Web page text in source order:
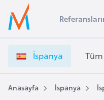
Ülke Seçimi
Başvuru yapmak istediğiniz ülkeyi
Üye
Girişi
s
a
n
İspanya
Anasayfa İspanya
s
t
r
a